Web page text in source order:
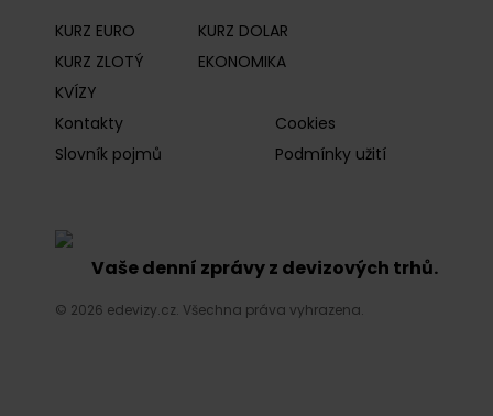
KURZ EURO
KURZ DOLAR
KURZ ZLOTÝ
EKONOMIKA
KVÍZY
Kontakty
Cookies
Slovník pojmů
Podmínky užití
Vaše denní zprávy z devizových trhů.
© 2026 edevizy.cz. Všechna práva vyhrazena.